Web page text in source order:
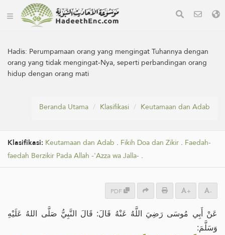
Hadis: Perumpamaan orang yang mengingat Tuhannya dengan
orang yang tidak mengingat-Nya, seperti perbandingan orang
hidup dengan orang mati
Beranda Utama Klasifikasi Keutamaan dan Adab
Klasifikasi: Keutamaan dan Adab . Fikih Doa dan Zikir . Faedah-
faedah Berzikir Pada Allah -'Azza wa Jalla- .
PDF + -
عَنْ أَبِي مُوسَى رَضِيَ اللَّهُ عَنْهُ قَالَ: قَالَ النَّبِيُّ صَلَّى اللهُ عَلَيْهِ
وَسَلَّمَ: